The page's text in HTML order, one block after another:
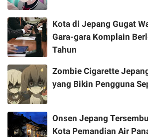
Kota di Jepang Gugat
Gara-gara Komplain
Tahun
Zombie Cigarette
yang Bikin Pengguna
Onsen Jepang
Kota Pemandian Air